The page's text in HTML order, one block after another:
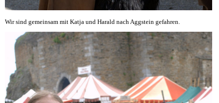
Wir sind gemeinsam mit Katja und Harald nach Aggstein gefahren.